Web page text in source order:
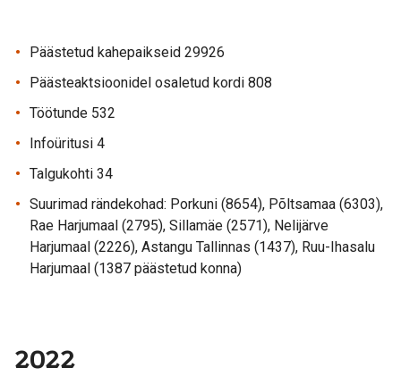
Päästetud kahepaikseid 29926
Päästeaktsioonidel osaletud kordi 808
Töötunde 532
Infoüritusi 4
Talgukohti 34
Suurimad rändekohad: Porkuni (8654), Põltsamaa (6303),
Rae Harjumaal (2795), Sillamäe (2571), Nelijärve
Harjumaal (2226), Astangu Tallinnas (1437), Ruu-Ihasalu
Harjumaal (1387 päästetud konna)
2022